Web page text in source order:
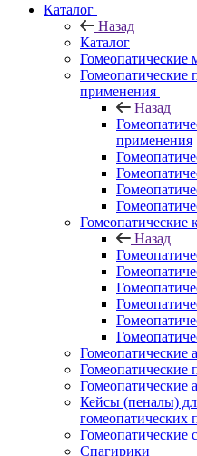
Каталог
Назад
Каталог
Гомеопатические
Гомеопатические
применения
Назад
применения
Гомеопатические
Назад
Гомеопатические
Гомеопатические
Гомеопатические
Кейсы (пеналы)
гомеопатических
Гомеопатические
Спагирики